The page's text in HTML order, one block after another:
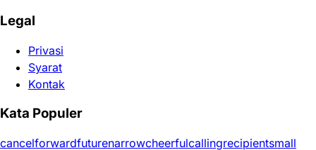
Legal
Privasi
Syarat
Kontak
Kata Populer
cancelforwardfuturenarrowcheerfulcallingrecipientsmall